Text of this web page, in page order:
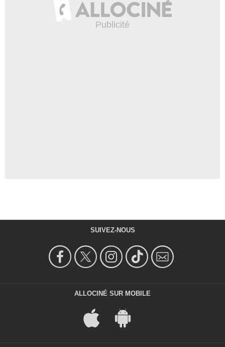
SUIVEZ-NOUS
ALLOCINÉ SUR MOBILE